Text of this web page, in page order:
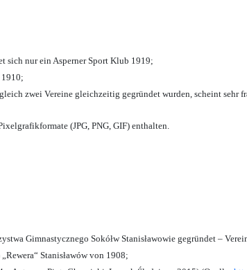
sich nur ein Asperner Sport Klub 1919;
;
zwei Vereine gleichzeitig gegründet wurden, scheint sehr
(JPG, PNG, GIF) enthalten.
Gimnastycznego Sokółw Stanisławowie gegründet –
Stanisławów von 1908;